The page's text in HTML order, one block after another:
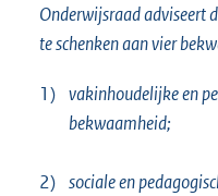
Onderwijsraad adviseert
te schenken aan vier
1) vakinhoudelijke en
bekwaamheid;
2) sociale en